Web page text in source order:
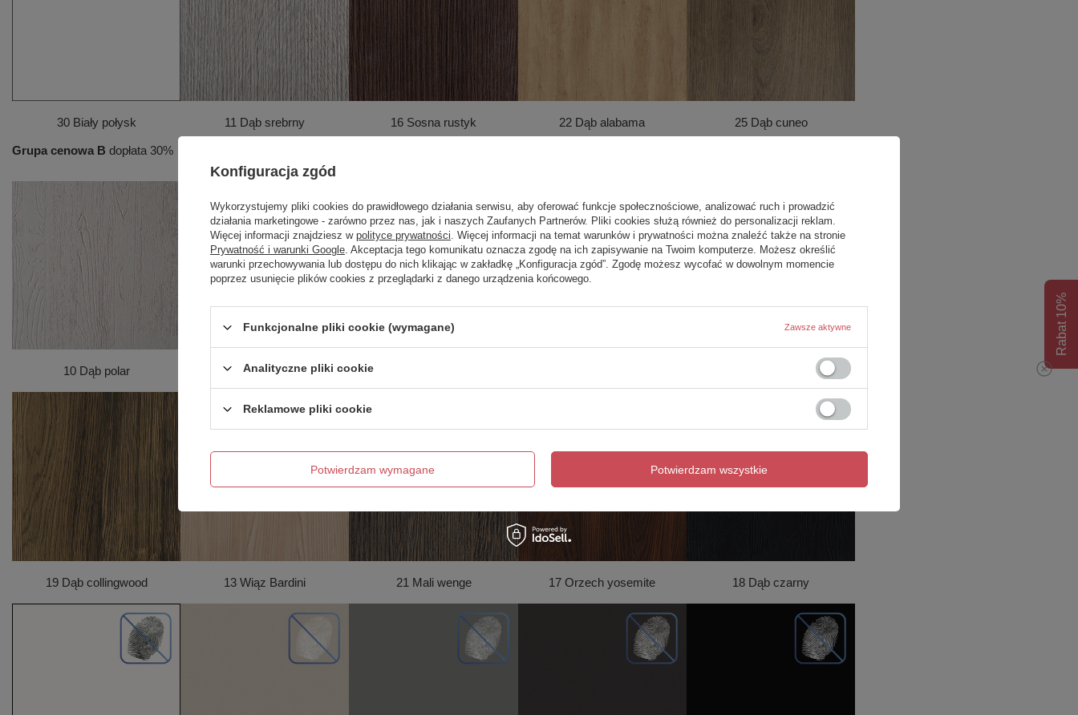
30 Biały połysk 11 Dąb srebrny 16 Sosna rustyk 22 Dąb alabama 25 Dąb cuneo
Grupa cenowa B dopłata 30%
10 Dąb polar 12 Dąb mocca
19 Dąb collingwood 13 Wiąz Bardini 21 Mali wenge 17 Orzech yosemite 18 Dąb czarny
Rabat 10%
Konfiguracja zgód
Wykorzystujemy pliki cookies do prawidłowego działania serwisu, aby oferować funkcje społecznościowe, analizować ruch i prowadzić
działania marketingowe - zarówno przez nas, jak i naszych Zaufanych Partnerów. Pliki cookies służą również do personalizacji reklam.
Więcej informacji znajdziesz w polityce prywatności. Więcej informacji na temat warunków i prywatności można znaleźć także na stronie
Prywatność i warunki Google. Akceptacja tego komunikatu oznacza zgodę na ich zapisywanie na Twoim komputerze. Możesz określić
warunki przechowywania lub dostępu do nich klikając w zakładkę „Konfiguracja zgód”. Zgodę możesz wycofać w dowolnym momencie
poprzez usunięcie plików cookies z przeglądarki z danego urządzenia końcowego.
Funkcjonalne pliki cookie (wymagane) Zawsze aktywne
Analityczne pliki cookie
Reklamowe pliki cookie
Potwierdzam wymagane Potwierdzam wszystkie